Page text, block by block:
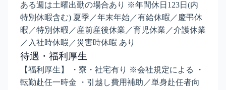
ある週は土曜出勤の場合あり ※年間休日123日(内
特別休暇含む) 夏季／年末年始／有給休暇／慶弔休
暇／特別休暇／産前産後休業／育児休業／介護休業
／入社時休暇／災害時休暇 あり
待遇・福利厚生
【福利厚生】 ・寮・社宅有り ※会社規定による ・
転勤赴任一時金 ・引越し費用補助／単身赴任者向